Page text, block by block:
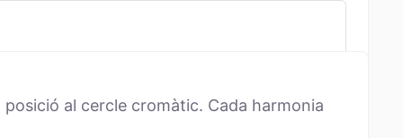
al cercle cromàtic. Cada harmonia